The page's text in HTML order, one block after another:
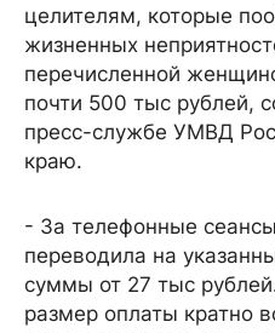
целителям, которые
жизненных
перечисленной
почти 500 тыс рублей,
пресс-службе УМВД
краю.
- За телефонные
переводила на
суммы от 27 тыс
размер оплаты кратно